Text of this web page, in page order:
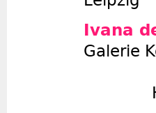
Ivana
Galerie